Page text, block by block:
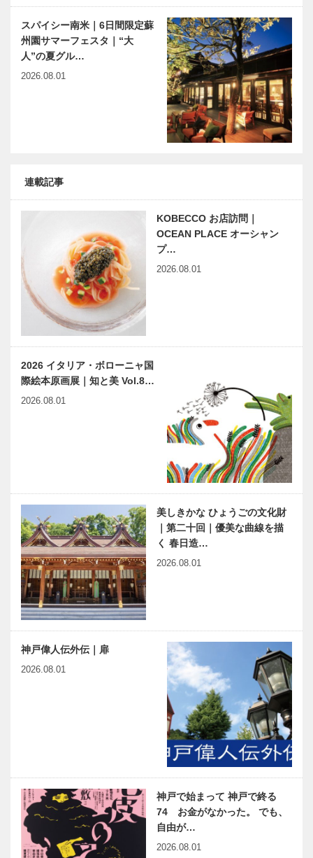
スパイシー南米｜6日間限定蘇
州園サマーフェスタ｜“大
人”の夏グル…
2026.08.01
連載記事
KOBECCO お店訪問｜
OCEAN PLACE オーシャン
プ…
2026.08.01
2026 イタリア・ボローニャ国
際絵本原画展｜知と美 Vol.8…
2026.08.01
美しきかな ひょうごの文化財
｜第二十回｜優美な曲線を描
く 春日造…
2026.08.01
神戸偉人伝外伝｜扉
2026.08.01
神戸で始まって 神戸で終る
74 お金がなかった。 でも、
自由が…
2026.08.01